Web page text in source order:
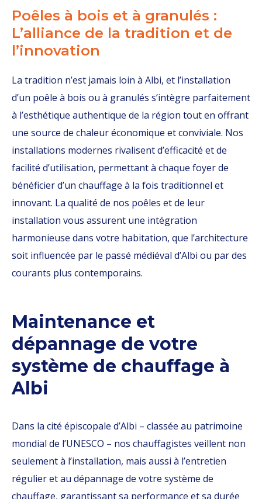
Poêles à bois et à granulés :
L’alliance de la tradition et de
l’innovation
La tradition n’est jamais loin à Albi, et l’installation
d’un poêle à bois ou à granulés s’intègre parfaitement
à l’esthétique authentique de la région tout en offrant
une source de chaleur économique et conviviale. Nos
installations modernes rivalisent d’efficacité et de
facilité d’utilisation, permettant à chaque foyer de
bénéficier d’un chauffage à la fois traditionnel et
innovant. La qualité de nos poêles et de leur
installation vous assurent une intégration
harmonieuse dans votre habitation, que l’architecture
soit influencée par le passé médiéval d’Albi ou par des
courants plus contemporains.
Maintenance et
dépannage de votre
système de chauffage à
Albi
Dans la cité épiscopale d’Albi – classée au patrimoine
mondial de l’UNESCO – nos chauffagistes veillent non
seulement à l’installation, mais aussi à l’entretien
régulier et au dépannage de votre système de
chauffage, garantissant sa performance et sa durée